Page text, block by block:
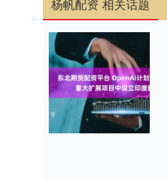
杨帆配资 相关话题